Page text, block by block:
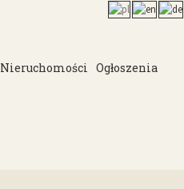
Nieruchomości Ogłoszenia